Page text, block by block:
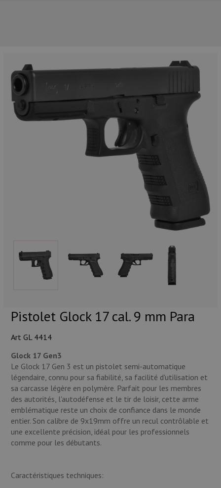
Pistolet Glock 17 cal. 9 mm Para
Art GL 4414
Glock 17 Gen3
Le Glock 17 Gen 3 est un pistolet semi-automatique
légendaire, connu pour sa fiabilité, sa facilité d'utilisation et
sa carcasse légère en polymère. Parfait pour les membres
des autorités, l'autodéfense et le tir de loisir, cette arme
emblématique reste un choix de confiance dans le monde
entier. Son calibre de 9x19mm offre un recul contrôlable et
une excellente précision, idéal pour les professionnels
comme pour les débutants.
Caractéristiques techniques:
NOS PRINCIPALES MARQUES
Armes
Lampes et accessoires